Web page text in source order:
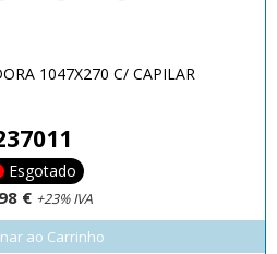
1047X270 C/ CAPILAR
Esgotado
€ +23% IVA
ao Carrinho